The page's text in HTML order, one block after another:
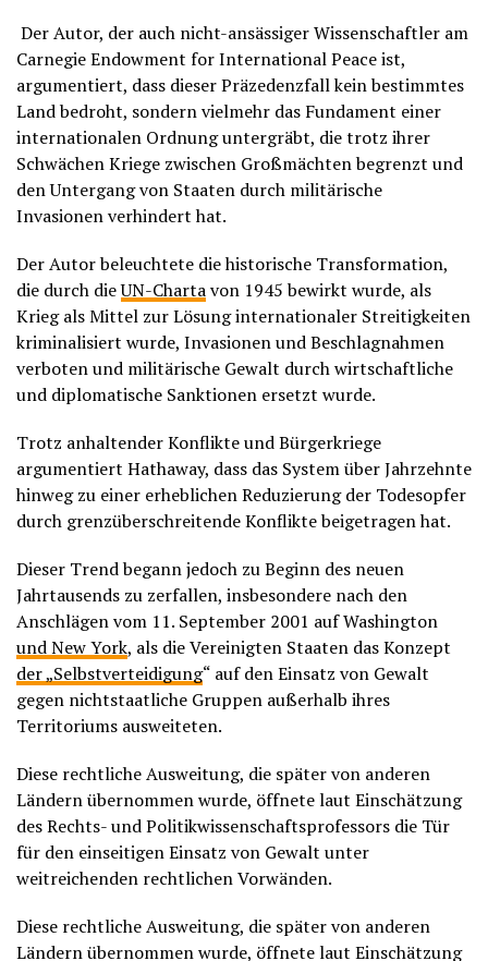
Der Autor, der auch nicht-ansässiger Wissenschaftler am
Carnegie Endowment for International Peace ist,
argumentiert, dass dieser Präzedenzfall kein bestimmtes
Land bedroht, sondern vielmehr das Fundament einer
internationalen Ordnung untergräbt, die trotz ihrer
Schwächen Kriege zwischen Großmächten begrenzt und
den Untergang von Staaten durch militärische
Invasionen verhindert hat.
Der Autor beleuchtete die historische Transformation,
die durch dieUN-Chartavon 1945 bewirkt wurde, als
Krieg als Mittel zur Lösung internationaler Streitigkeiten
kriminalisiert wurde, Invasionen und Beschlagnahmen
verboten und militärische Gewalt durch wirtschaftliche
und diplomatische Sanktionen ersetzt wurde.
Trotz anhaltender Konflikte und Bürgerkriege
argumentiert Hathaway, dass das System über Jahrzehnte
hinweg zu einer erheblichen Reduzierung der Todesopfer
durch grenzüberschreitende Konflikte beigetragen hat.
Dieser Trend begann jedoch zu Beginn des neuen
Jahrtausends zu zerfallen, insbesondere nach den
Anschlägen vom 11. September 2001 auf Washington
und New York, als die Vereinigten Staaten das Konzept
der „Selbstverteidigung“ auf den Einsatz von Gewalt
gegen nichtstaatliche Gruppen außerhalb ihres
Territoriums ausweiteten.
Diese rechtliche Ausweitung, die später von anderen
Ländern übernommen wurde, öffnete laut Einschätzung
des Rechts- und Politikwissenschaftsprofessors die Tür
für den einseitigen Einsatz von Gewalt unter
weitreichenden rechtlichen Vorwänden.
Diese rechtliche Ausweitung, die später von anderen
Ländern übernommen wurde, öffnete laut Einschätzung